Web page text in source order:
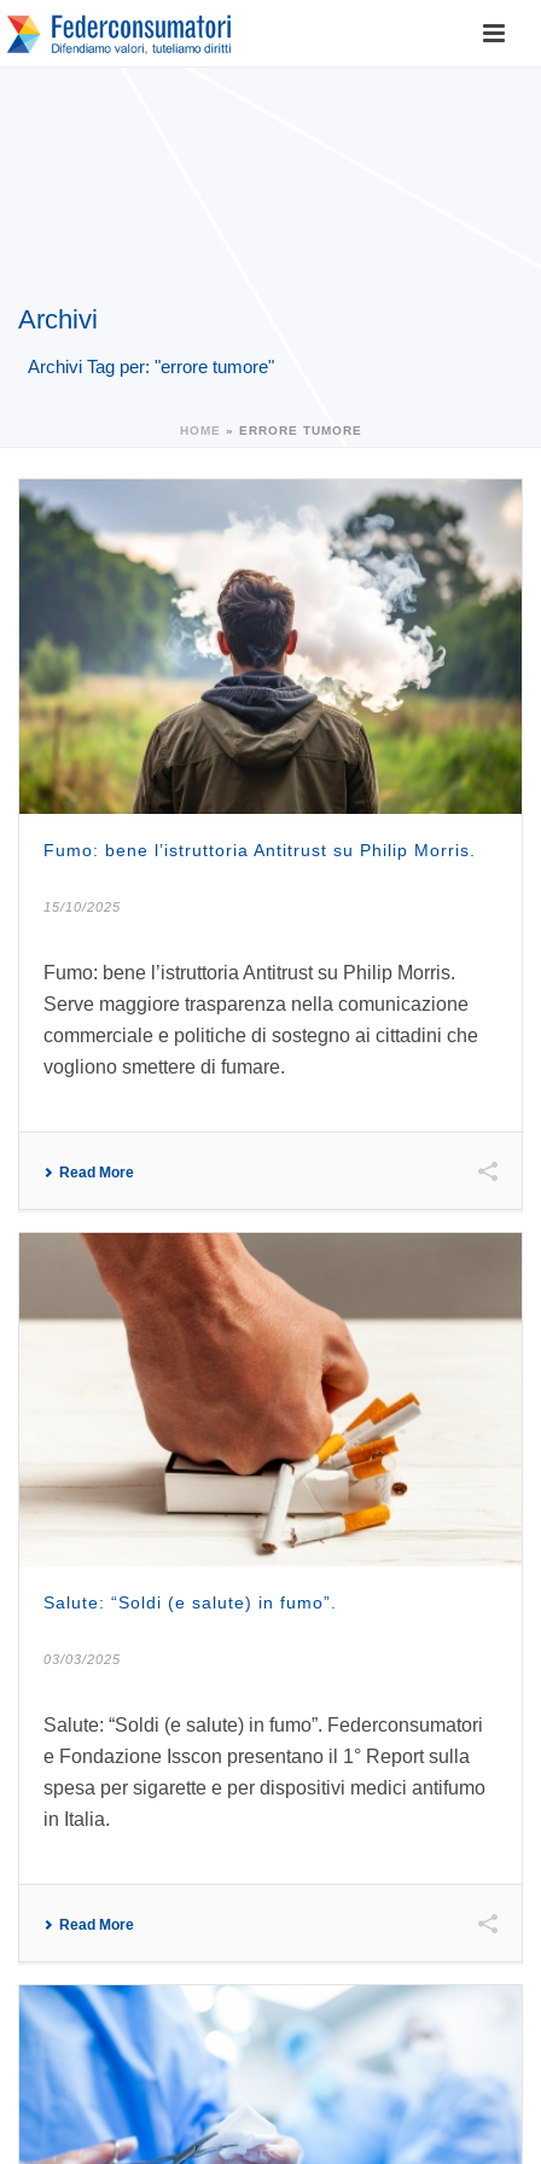
Archivi
Archivi Tag per: "errore tumore"
HOME » ERRORE TUMORE
Fumo: bene l’istruttoria Antitrust su Philip Morris.
15/10/2025
Fumo: bene l’istruttoria Antitrust su Philip Morris.
Serve maggiore trasparenza nella comunicazione
commerciale e politiche di sostegno ai cittadini che
vogliono smettere di fumare.
Read More
Salute: “Soldi (e salute) in fumo”.
03/03/2025
Salute: “Soldi (e salute) in fumo”. Federconsumatori
e Fondazione Isscon presentano il 1° Report sulla
spesa per sigarette e per dispositivi medici antifumo
in Italia.
Read More